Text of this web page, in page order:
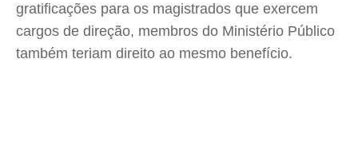
gratificações para os magistrados que exercem
cargos de direção, membros do Ministério Público
também teriam direito ao mesmo benefício.